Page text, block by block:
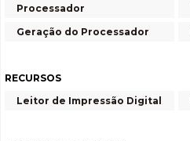
Processador
Geração do Processador
RECURSOS
Leitor de Impressão Digital